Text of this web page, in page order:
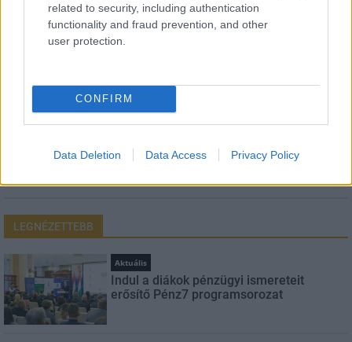
related to security, including authentication
functionality and fraud prevention, and other
user protection.
CONFIRM
Data Deletion Data Access Privacy Policy
Feliratkozom a hírlevélre és elfogadom az
szabályzatot!
FELIRATKOZÁS
LEGNÉZETTEBB
Aktuális
Indul a diákok pénzügyi ismereteit
erősítő Pénz7 programsorozat